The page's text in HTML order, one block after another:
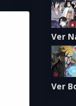
Ver
Ver